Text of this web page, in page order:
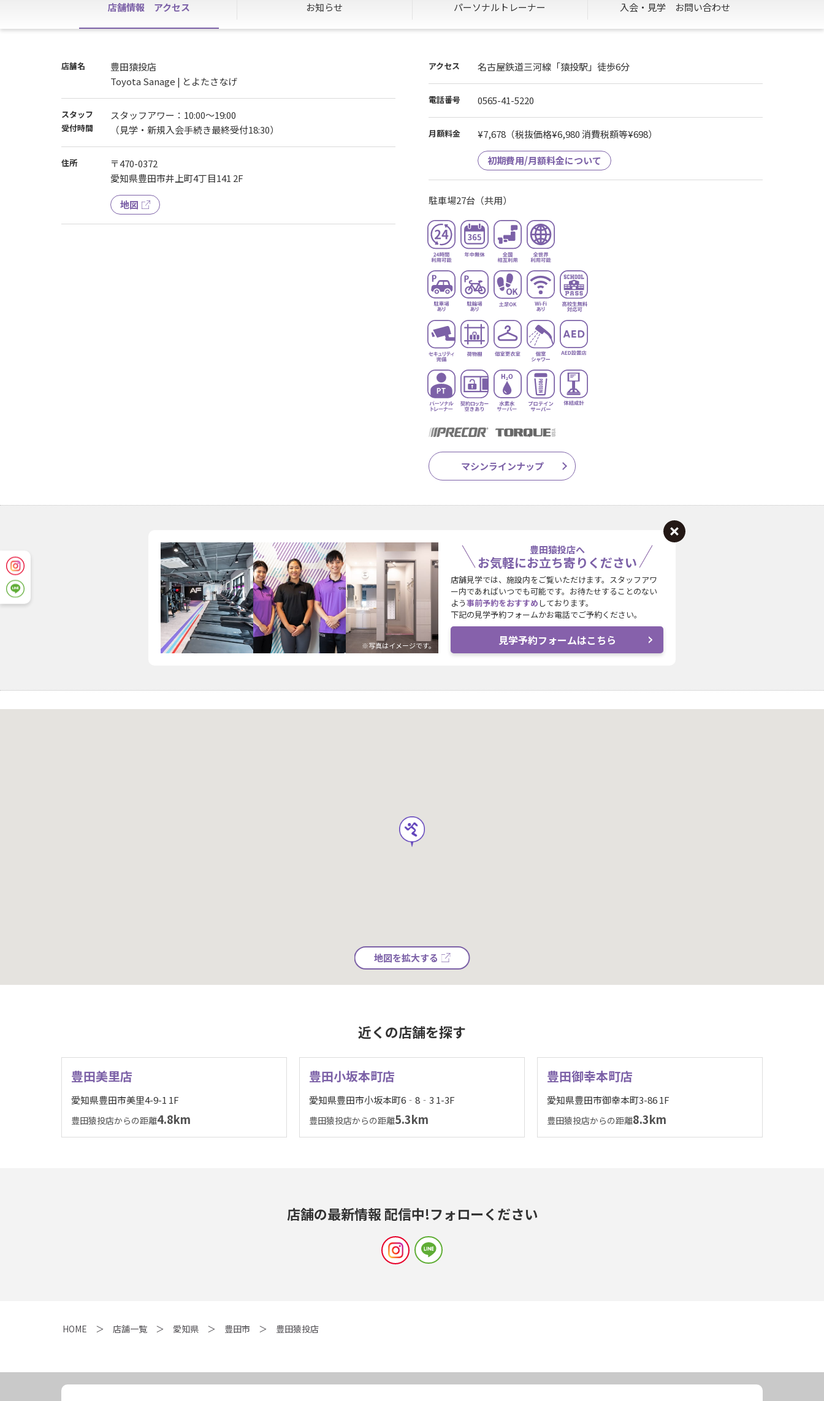
店舗情報 アクセス お知らせ パーソナル トレーナー 入会・見学 お問い合わせ
店舗名
豊田猿投店
Toyota Sanage | とよたさなげ
スタッフ
受付時間
スタッフアワー：10:00～19:00
（見学・新規入会手続き最終受付18:30）
住所
〒470-0372
愛知県豊田市井上町4丁目141 2F
地図
アクセス 名古屋鉄道三河線「猿投駅」徒歩6分
電話番号 0565-41-5220
月額料金 ¥7,678 （税抜価格¥6,980 消費税額等¥698）
初期費用/月額料金について
駐車場27台（共用）
マシンラインナップ
豊田猿投店へ
お気軽にお立ち寄りください
※写真はイメージです。
店舗見学では、施設内をご覧いただけます。スタッフアワ
ー内であればいつでも可能です。お待たせすることのない
よう事前予約をおすすめ しております。
下記の見学予約フォームかお電話でご予約ください。
見学予約フォームはこちら
地図を拡大する
近くの店舗を探す
豊田美里店
愛知県豊田市美里4-9-1 1F
豊田猿投店からの距離4.8km
豊田小坂本町店
愛知県豊田市小坂本町6‐8‐3 1-3F
豊田猿投店からの距離5.3km
豊田御幸本町店
愛知県豊田市御幸本町3-86 1F
豊田猿投店からの距離8.3km
店舗の最新情報 配信中!フォローください
HOME 店舗一覧 愛知県 豊田市 豊田猿投店